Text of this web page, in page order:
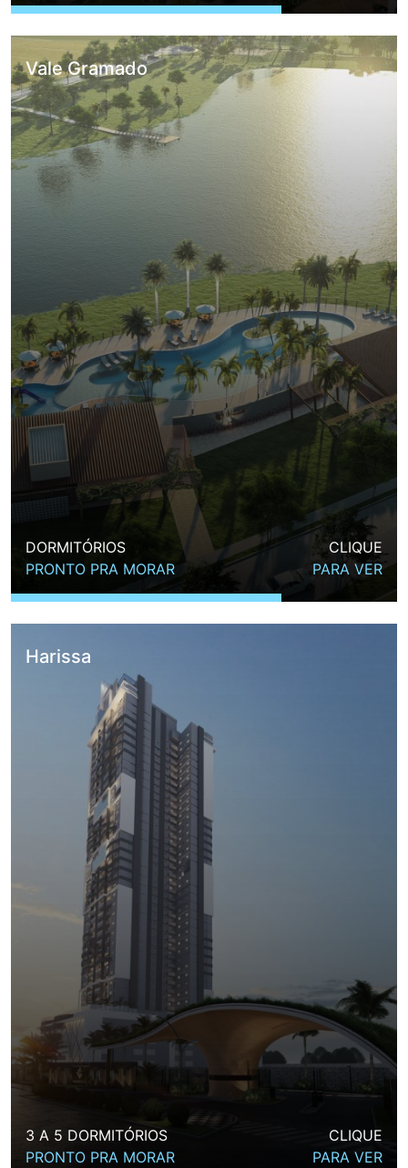
Vale Gramado
DORMITÓRIOS
PRONTO PRA MORAR
CLIQUE
PARA VER
Harissa
3 A 5 DORMITÓRIOS
PRONTO PRA MORAR
CLIQUE
PARA VER